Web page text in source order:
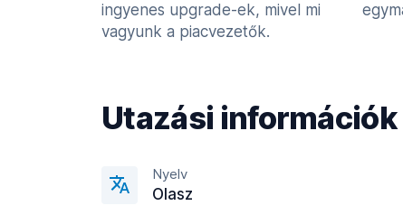
ingyenes upgrade-ek, mivel mi
vagyunk a piacvezetők.
Utazási információk
Nyelv
Olasz